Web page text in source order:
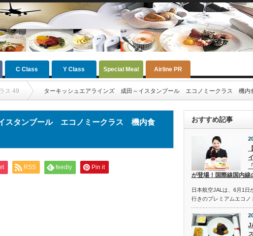
C Class Y Class Special Meal Airline PR
ス 49 ターキッシュエアラインズ 成田～イスタンブール エコノミークラス 機内
スタンブール エコノミークラス 機内食
RSS feedly Pin it
おすすめ記事
が登場！国際線国内線
日本航空JALは、6月1日
行きのプレミアムエコノ